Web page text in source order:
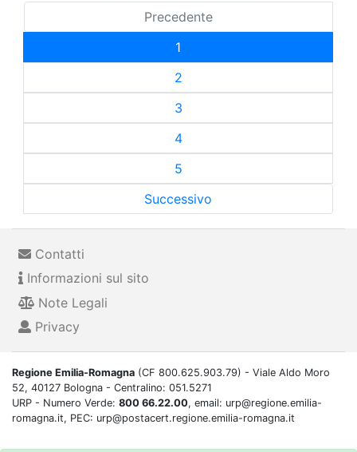
Precedente
1
2
3
4
5
Successivo
Contatti
Informazioni sul sito
Note Legali
Privacy
Regione Emilia-Romagna (CF 800.625.903.79) - Viale Aldo Moro
52, 40127 Bologna - Centralino: 051.5271
URP - Numero Verde: 800 66.22.00, email: urp@regione.emilia-
romagna.it, PEC: urp@postacert.regione.emilia-romagna.it